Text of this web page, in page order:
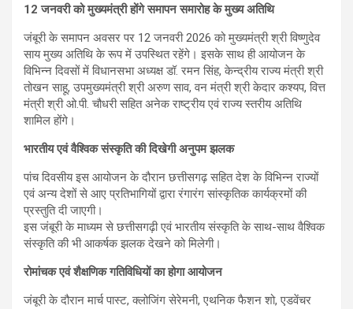
12 जनवरी को मुख्यमंत्री होंगे समापन समारोह के मुख्य अतिथि
जंबूरी के समापन अवसर पर 12 जनवरी 2026 को मुख्यमंत्री श्री विष्णुदेव
साय मुख्य अतिथि के रूप में उपस्थित रहेंगे। इसके साथ ही आयोजन के
विभिन्न दिवसों में विधानसभा अध्यक्ष डॉ. रमन सिंह, केन्द्रीय राज्य मंत्री श्री
तोखन साहू, उपमुख्यमंत्री श्री अरुण साव, वन मंत्री श्री केदार कश्यप, वित्त
मंत्री श्री ओ.पी. चौधरी सहित अनेक राष्ट्रीय एवं राज्य स्तरीय अतिथि
शामिल होंगे।
भारतीय एवं वैश्विक संस्कृति की दिखेगी अनुपम झलक
पांच दिवसीय इस आयोजन के दौरान छत्तीसगढ़ सहित देश के विभिन्न राज्यों
एवं अन्य देशों से आए प्रतिभागियों द्वारा रंगारंग सांस्कृतिक कार्यक्रमों की
प्रस्तुति दी जाएगी।
इस जंबूरी के माध्यम से छत्तीसगढ़ी एवं भारतीय संस्कृति के साथ-साथ वैश्विक
संस्कृति की भी आकर्षक झलक देखने को मिलेगी।
रोमांचक एवं शैक्षणिक गतिविधियों का होगा आयोजन
जंबूरी के दौरान मार्च पास्ट, क्लोजिंग सेरेमनी, एथनिक फैशन शो, एडवेंचर